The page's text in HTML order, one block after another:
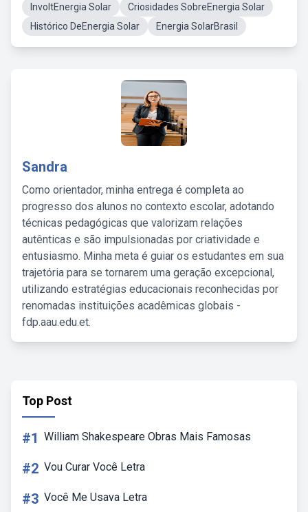
InvoltEnergia Solar
Criosidades SobreEnergia Solar
Histórico DeEnergia Solar
Energia SolarBrasil
Sandra
Como orientador, minha entrega é completa ao
progresso dos alunos no contexto escolar, adotando
técnicas pedagógicas que valorizam relações
autênticas e são impulsionadas por criatividade e
entusiasmo. Minha meta é guiar os estudantes em sua
trajetória para se tornarem uma geração excepcional,
utilizando estratégias educacionais reconhecidas por
renomadas instituições acadêmicas globais -
fdp.aau.edu.et.
Top Post
#1 William Shakespeare Obras Mais Famosas
#2 Vou Curar Você Letra
#3 Você Me Usava Letra